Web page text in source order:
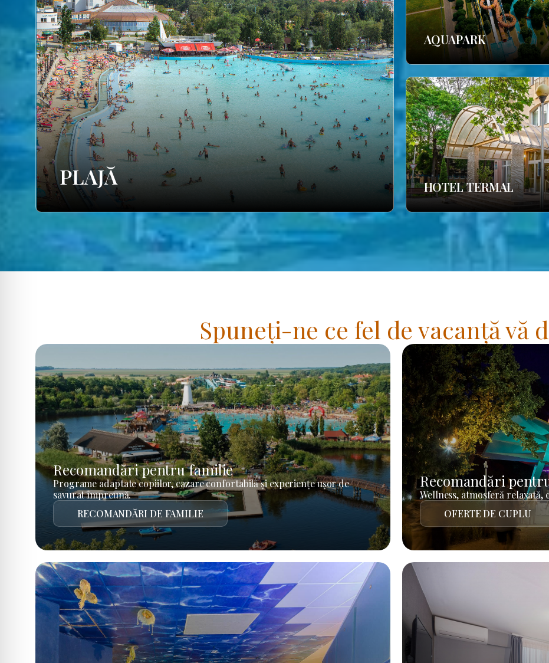
PLAJĂ
AQUAPARK
HOTEL TERMAL
Spuneți-ne ce fel de vacanță vă
Recomandări pentru familie
Programe adaptate copiilor, cazare confortabilă și experiențe ușor de
savurat împreună.
RECOMANDĂRI DE FAMILIE
Recomandări
Wellness, atmosferă
OFERTE DE CUPLU